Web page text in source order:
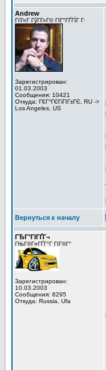
Andrew
ГѓГ«Г ГўГ­Г»Г© ГІГ°ГҐГЇГ Г·
Зарегистрирован:
01.03.2003
Сообщения: 10421
Откуда: Г€Г°ГЄГіГІГ±ГЄ, RU ->
Los Angeles, US
Вернуться к началу
ГЂГ°ГІГҐГ¬
ГЊГ®Г¤ГҐГ°Г ГІГ®Г°
Зарегистрирован:
10.03.2003
Сообщения: 8295
Откуда: Russia, Ufa